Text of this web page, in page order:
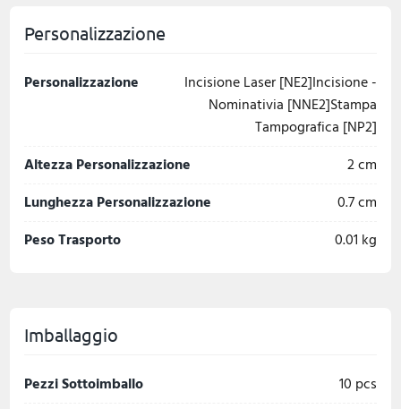
Personalizzazione
Personalizzazione
Incisione Laser [NE2]Incisione -
Nominativia [NNE2]Stampa
Tampografica [NP2]
Altezza Personalizzazione
2 cm
Lunghezza Personalizzazione
0.7 cm
Peso Trasporto
0.01 kg
Imballaggio
Pezzi Sottoimballo
10 pcs